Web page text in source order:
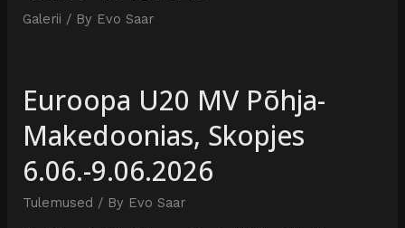
Galerii / By Evo Saar
Euroopa U20 MV Põhja-
Makedoonias, Skopjes
6.06.-9.06.2026
Tulemused / By Evo Saar